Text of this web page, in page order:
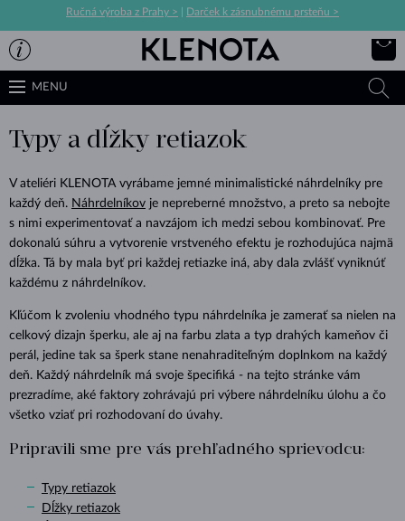
Ručná výroba z Prahy > Darček k zásnubnému prsteňu >
MENU
Typy a dĺžky retiazok
V ateliéri KLENOTA vyrábame jemné minimalistické náhrdelníky pre
každý deň. Náhrdelníkov je nepreberné množstvo, a preto sa nebojte
s nimi experimentovať a navzájom ich medzi sebou kombinovať. Pre
dokonalú súhru a vytvorenie vrstveného efektu je rozhodujúca najmä
dĺžka. Tá by mala byť pri každej retiazke iná, aby dala zvlášť vyniknúť
každému z náhrdelníkov.
Kľúčom k zvoleniu vhodného typu náhrdelníka je zamerať sa nielen na
celkový dizajn šperku, ale aj na farbu zlata a typ drahých kameňov či
perál, jedine tak sa šperk stane nenahraditeľným doplnkom na každý
deň. Každý náhrdelník má svoje špecifiká - na tejto stránke vám
prezradíme, aké faktory zohrávajú pri výbere náhrdelníku úlohu a čo
všetko vziať pri rozhodovaní do úvahy.
Pripravili sme pre vás prehľadného sprievodcu:
Typy retiazok
Dĺžky retiazok